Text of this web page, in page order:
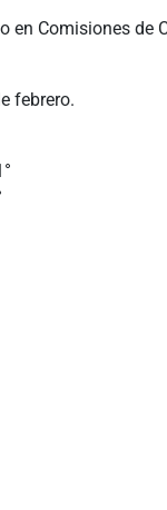
Comisiones de
febrero.